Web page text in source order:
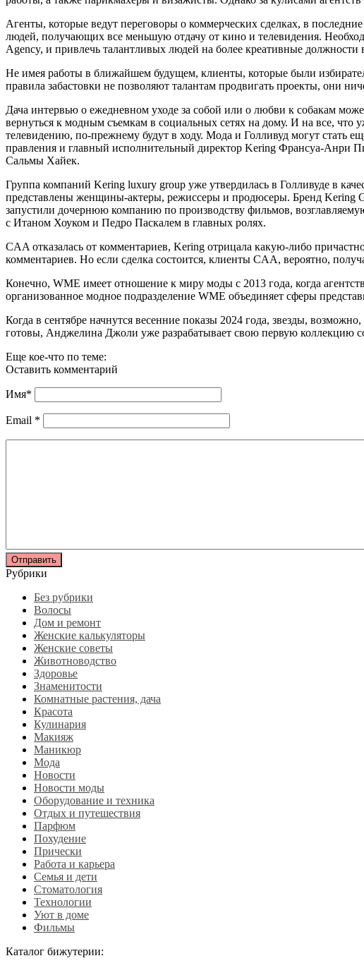
Агенты, которые ведут переговоры о коммерческих сделках, в
людей, получающих все меньшую отдачу от кино и телевидения.
Agency, и привлечь талантливых людей на более креативные
Не имея работы в ближайшем будущем, клиенты, которые были
правила забастовки не позволяют талантам продвигать проекты, они
Дача интервью о ежедневном уходе за собой или о любви к собакам
вернуться к модным съемкам в социальных сетях на дому. И на все,
телевидению, по-прежнему будут в ходу. Мода и Голливуд могут стать
правления и главный исполнительный директор Kering Франсуа-Анри
Сальмы Хайек.
Группа компаний Kering luxury group уже утвердилась в Голливуде в
представлены женщины-актеры, режиссеры и продюсеры. Бренд Kering
запустили дочернюю компанию по производству фильмов,
с Итаном Хоуком и Педро Паскалем в главных ролях.
CAA отказалась от комментариев, Kering отрицала какую-либо
комментариев. Но если сделка состоится, клиенты CAA, вероятно,
Конечно, WME имеет отношение к миру моды с 2013 года, когда
организованное модное подразделение WME объединяет сферы
Когда в сентябре начнутся весенние показы 2024 года, звезды,
готовы, Анджелина Джоли уже разрабатывает свою первую коллекцию
Еще кое-что по теме:
Оставить комментарий
Имя*
Email *
Рубрики
Без рубрики
Волосы
Дом и ремонт
Женские калькуляторы
Женские советы
Животноводство
Здоровье
Знаменитости
Комнатные растения, дача
Красота
Кулинария
Макияж
Маникюр
Мода
Новости
Новости моды
Оборудование и техника
Отдых и путешествия
Парфюм
Похудение
Прически
Работа и карьера
Семья и дети
Стоматология
Технологии
Уют в доме
Фильмы
Каталог бижутерии: